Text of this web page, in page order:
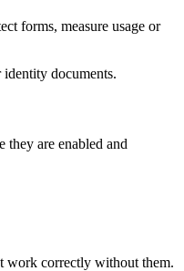
forms, measure usage or
documents.
they are enabled and
work correctly without them.